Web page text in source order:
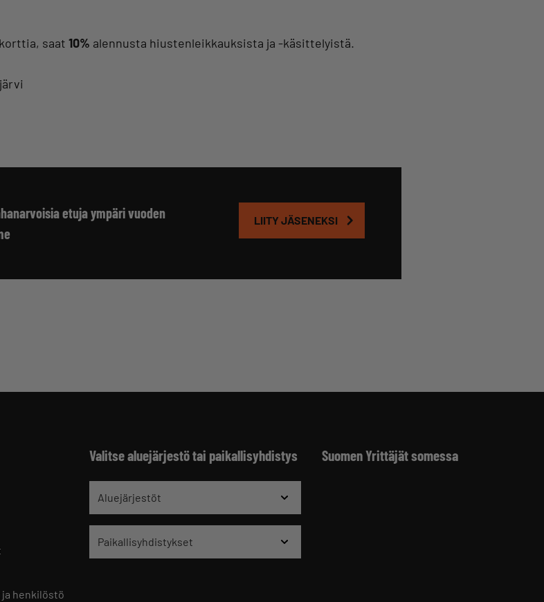
saat 10% alennusta hiustenleikkauksista ja -käsittelyistä.
etuja ympäri vuoden
LIITY JÄSENEKSI
henkilöstö
Valitse aluejärjestö tai paikallisyhdistys
Aluejärjestöt
Paikallisyhdistykset
Suomen Yrittäjät somessa